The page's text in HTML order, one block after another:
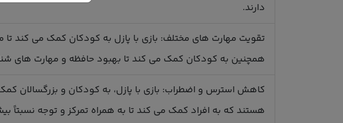
دارند.
تقویت مهارت های مختلف: بازی با پازل به کودکان کمک می کند
همچنین به کودکان کمک می کند تا بهبود حافظه و مهارت های
کاهش استرس و اضطراب: بازی با پازل، به کودکان و بزرگسالان
هستند که به افراد کمک می کند تا به همراه تمرکز و توجه نسبتاً